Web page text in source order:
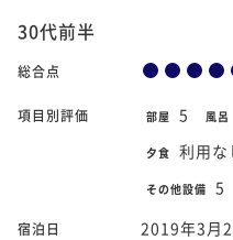
30代前半
総合点
項目別評価 部屋 5 風呂
夕食 利用な
その他設備 5
宿泊日 2019年3月